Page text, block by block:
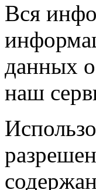
Вся
данных
наш